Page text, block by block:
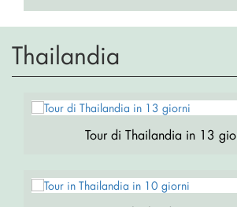
Thailandia
Tour di Thailandia in 13